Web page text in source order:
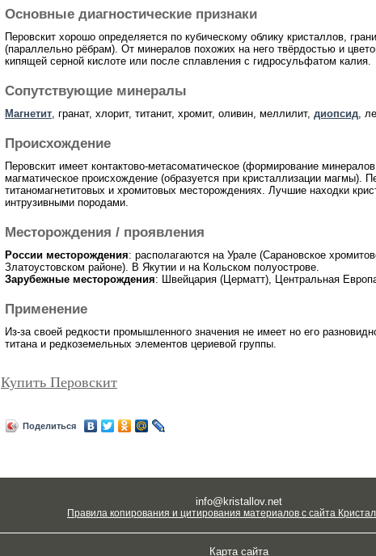
Основные диагностические признаки
Перовскит хорошо определяется по кубическому облику кристаллов,
(параллельно рёбрам). От минералов похожих на него твёрдостью и
кипящей серной кислоте или после сплавления с гидросульфатом калия.
Сопутствующие минералы
Магнетит , гранат, хлорит, титанит, хромит, оливин, меллилит, диопсид ,
Происхождение
Перовскит имеет контактово-метасоматическое (формирование
магматическое происхождение (образуется при кристаллизации магмы).
титаномагнетитовых и хромитовых месторождениях. Лучшие находки
интрузивными породами.
Месторождения / проявления
России месторождения: располагаются на Урале (Сарановское
Златоустовском районе). В Якутии и на Кольском полуострове.
Зарубежные месторождения: Швейцария (Церматт), Центральная
Применение
Из-за своей редкости промышленного значения не имеет но его
титана и редкоземельных элементов цериевой группы.
Купить Перовскит
Поделиться
info@kristallov.net
Правила копирования и цитирования материалов с сайта
Карта сайта